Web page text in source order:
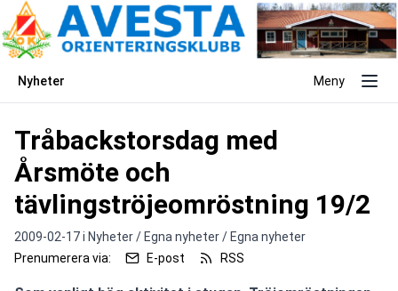
Nyheter Meny
Tråbackstorsdag med
Årsmöte och
tävlingströjeomröstning 19/2
2009-02-17 i Nyheter / Egna nyheter / Egna nyheter
Prenumerera via:
E-post RSS